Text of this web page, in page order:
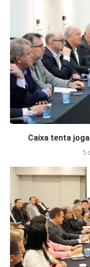
Caixa tenta
5